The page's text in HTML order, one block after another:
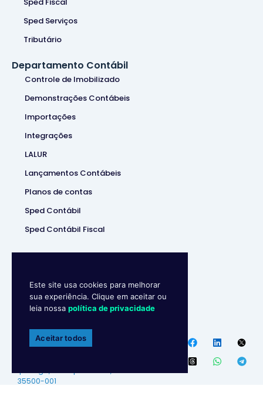
Sped Serviços
Tributário
Departamento Contábil
Controle de Imobilizado
Demonstrações Contábeis
Importações
Integrações
LALUR
Lançamentos Contábeis
Planos de contas
Sped Contábil
Sped Contábil Fiscal
Contábill | (37) 3229-5850 |
Política de privacidade
35500-001
Este site usa cookies para melhorar
sua experiência. Clique em aceitar ou
leia nossa política de privacidade
Aceitar todos